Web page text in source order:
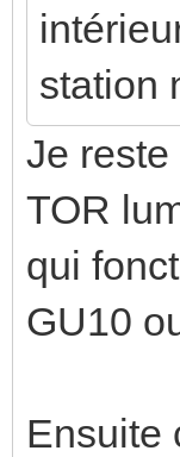
station
Je
TOR
qui
GU10
Ensuite